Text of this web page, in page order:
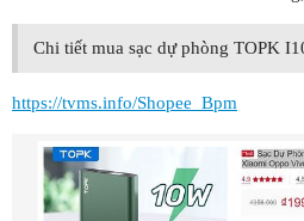
Chi tiết mua sạc dự phòng TOPK
https://tvms.info/Shopee_Bpm